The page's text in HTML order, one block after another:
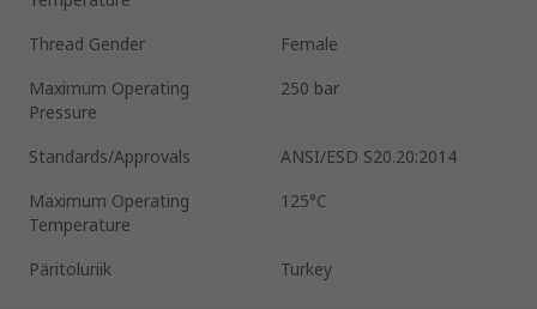
Thread Gender
Female
Maximum Operating
Pressure
250 bar
Standards/Approvals
ANSI/ESD S20.20:2014
Maximum Operating
Temperature
125°C
Päritoluriik Turkey